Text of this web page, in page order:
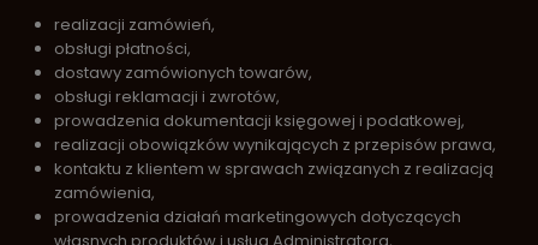
realizacji zamówień,
obsługi płatności,
dostawy zamówionych towarów,
obsługi reklamacji i zwrotów,
prowadzenia dokumentacji księgowej i podatkowej,
realizacji obowiązków wynikających z przepisów prawa,
kontaktu z klientem w sprawach związanych z realizacją
zamówienia,
prowadzenia działań marketingowych dotyczących